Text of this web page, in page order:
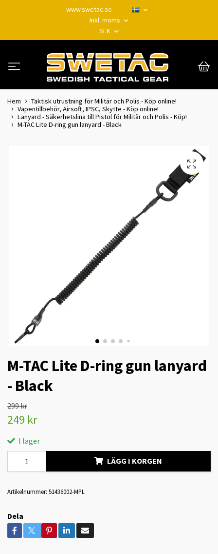
www.swetac.se
Inkl. moms
SEK
Hem
Taktisk utrustning för Militär och Polis - Köp online!
Vapentillbehör, Airsoft, IPSC, Skytte - Köp online!
Lanyard - Säkerhetslina till Pistol för Militär och Polis - Köp!
M-TAC Lite D-ring gun lanyard - Black
M-TAC Lite D-ring gun lanyard
- Black
299 kr
249 kr
I lager
LÄGG I KORGEN
Artikelnummer: 51436002-MPL
Dela